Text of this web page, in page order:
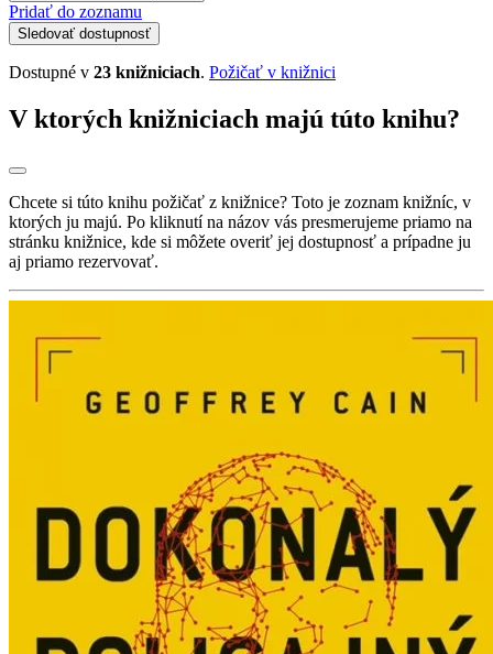
Pridať do zoznamu
Sledovať dostupnosť
Dostupné v 23 knižniciach. Požičať v knižnici
V ktorých knižniciach majú túto knihu?
Chcete si túto knihu požičať z knižnice? Toto je zoznam knižníc, v
ktorých ju majú. Po kliknutí na názov vás presmerujeme priamo na
stránku knižnice, kde si môžete overiť jej dostupnosť a prípadne ju
aj priamo rezervovať.